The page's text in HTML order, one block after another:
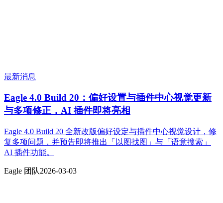
最新消息
Eagle 4.0 Build 20：偏好设置与插件中心视觉更新
与多项修正，AI 插件即将亮相
Eagle 4.0 Build 20 全新改版偏好设定与插件中心视觉设计，修
复多项问题，并预告即将推出「以图找图」与「语意搜索」
AI 插件功能。
Eagle 团队2026-03-03